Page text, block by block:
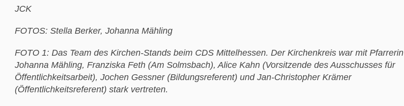
JCK
FOTOS: Stella Berker, Johanna Mähling
FOTO 1: Das Team des Kirchen-Stands beim CDS Mittelhessen. Der Kirchenkreis war mit Pfarrerin
Johanna Mähling, Franziska Feth (Am Solmsbach), Alice Kahn (Vorsitzende des Ausschusses für
Öffentlichkeitsarbeit), Jochen Gessner (Bildungsreferent) und Jan-Christopher Krämer
(Öffentlichkeitsreferent) stark vertreten.